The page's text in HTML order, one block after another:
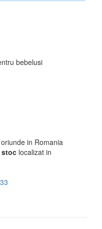
lei.
bebelusi
in Romania
stoc localizat in